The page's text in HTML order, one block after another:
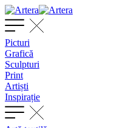
Picturi
Grafică
Sculpturi
Print
Artiști
Inspirație